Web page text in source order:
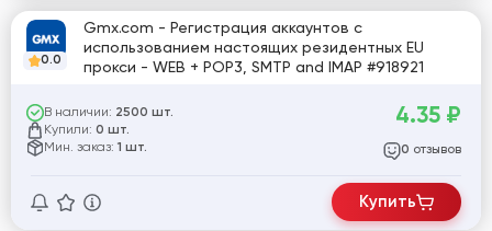
0.0
Gmx.com - Регистрация аккаунтов с
использованием настоящих резидентных EU
прокси - WEB + POP3, SMTP and IMAP #918921
В наличии: 2500 шт.
Купили: 0 шт.
Мин. заказ: 1 шт.
4.35 ₽
0 отзывов
Купить